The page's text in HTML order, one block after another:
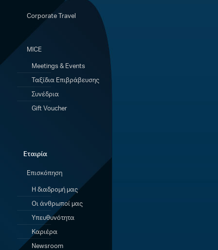
Corporate Travel
MICE
Meetings & Events
Ταξίδια Eπιβράβευσης
Συνέδρια
Gift Voucher
Εταιρία
Επισκόπηση
Η διαδρομή μας
Οι άνθρωποί μας
Υπευθυνότητα
Καριέρα
Newsroom